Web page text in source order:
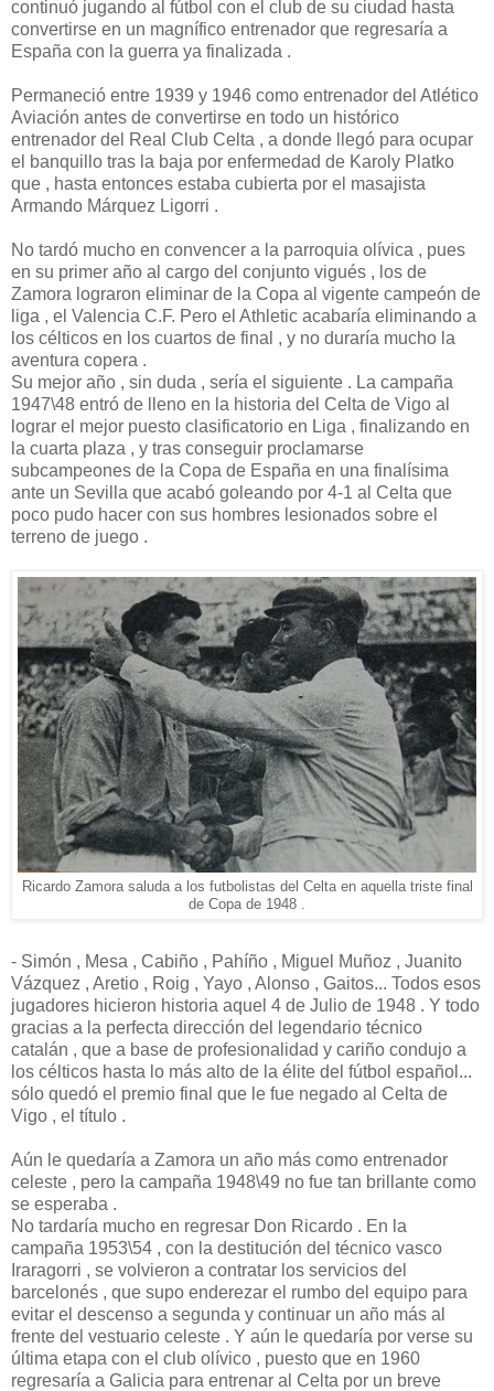
continuó jugando al fútbol con el club de su ciudad hasta
convertirse en un magnífico entrenador que regresaría a
España con la guerra ya finalizada .
Permaneció entre 1939 y 1946 como entrenador del Atlético
Aviación antes de convertirse en todo un histórico
entrenador del Real Club Celta , a donde llegó para ocupar
el banquillo tras la baja por enfermedad de Karoly Platko
que , hasta entonces estaba cubierta por el masajista
Armando Márquez Ligorri .
No tardó mucho en convencer a la parroquia olívica , pues
en su primer año al cargo del conjunto vigués , los de
Zamora lograron eliminar de la Copa al vigente campeón de
liga , el Valencia C.F. Pero el Athletic acabaría eliminando a
los célticos en los cuartos de final , y no duraría mucho la
aventura copera .
Su mejor año , sin duda , sería el siguiente . La campaña
1947\48 entró de lleno en la historia del Celta de Vigo al
lograr el mejor puesto clasificatorio en Liga , finalizando en
la cuarta plaza , y tras conseguir proclamarse
subcampeones de la Copa de España en una finalísima
ante un Sevilla que acabó goleando por 4-1 al Celta que
poco pudo hacer con sus hombres lesionados sobre el
terreno de juego .
Ricardo Zamora saluda a los futbolistas del Celta en aquella triste final
de Copa de 1948 .
- Simón , Mesa , Cabiño , Pahíño , Miguel Muñoz , Juanito
Vázquez , Aretio , Roig , Yayo , Alonso , Gaitos... Todos esos
jugadores hicieron historia aquel 4 de Julio de 1948 . Y todo
gracias a la perfecta dirección del legendario técnico
catalán , que a base de profesionalidad y cariño condujo a
los célticos hasta lo más alto de la élite del fútbol español...
sólo quedó el premio final que le fue negado al Celta de
Vigo , el título .
Aún le quedaría a Zamora un año más como entrenador
celeste , pero la campaña 1948\49 no fue tan brillante como
se esperaba .
No tardaría mucho en regresar Don Ricardo . En la
campaña 1953\54 , con la destitución del técnico vasco
Iraragorri , se volvieron a contratar los servicios del
barcelonés , que supo enderezar el rumbo del equipo para
evitar el descenso a segunda y continuar un año más al
frente del vestuario celeste . Y aún le quedaría por verse su
última etapa con el club olívico , puesto que en 1960
regresaría a Galicia para entrenar al Celta por un breve